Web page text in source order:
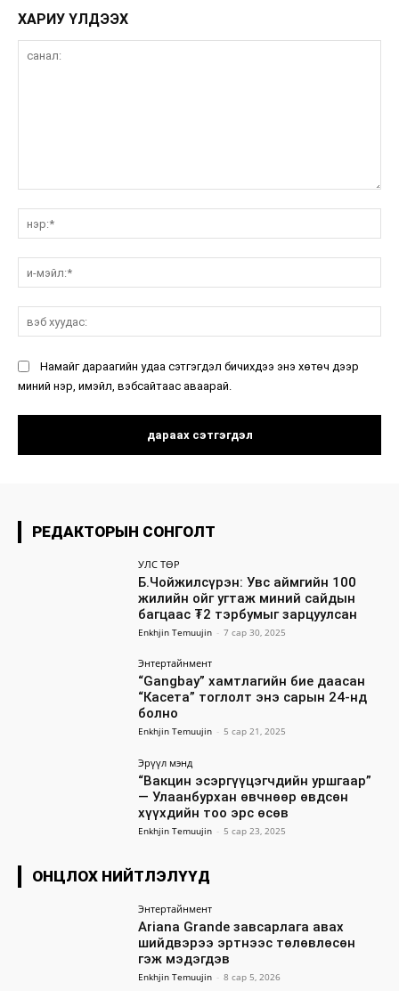
ХАРИУ ҮЛДЭЭХ
Намайг дараагийн удаа сэтгэгдэл бичихдээ энэ хөтөч дээр
миний нэр, имэйл, вэбсайтаас аваарай.
РЕДАКТОРЫН СОНГОЛТ
УЛС ТӨР
Б.Чойжилсүрэн: Увс аймгийн 100
жилийн ойг угтаж миний сайдын
багцаас ₮2 тэрбумыг зарцуулсан
Enkhjin Temuujin - 7 сар 30, 2025
Энтертайнмент
“Gangbay” хамтлагийн бие даасан
“Касета” тоглолт энэ сарын 24-нд
болно
Enkhjin Temuujin - 5 сар 21, 2025
Эрүүл мэнд
“Вакцин эсэргүүцэгчдийн уршгаар”
— Улаанбурхан өвчнөөр өвдсөн
хүүхдийн тоо эрс өсөв
Enkhjin Temuujin - 5 сар 23, 2025
ОНЦЛОХ НИЙТЛЭЛҮҮД
Энтертайнмент
Ariana Grande завсарлага авах
шийдвэрээ эртнээс төлөвлөсөн
гэж мэдэгдэв
Enkhjin Temuujin - 8 сар 5, 2026